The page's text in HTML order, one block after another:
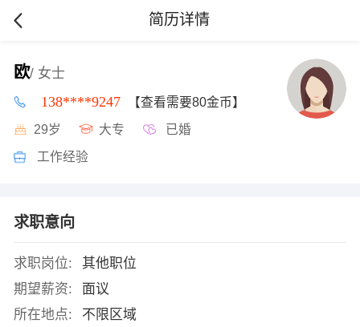
简历详情
欧/ 女士
138****9247 【查看需要80金币】
29岁 大专 已婚
工作经验
求职意向
求职岗位:
其他职位
期望薪资:
面议
所在地点:
不限区域